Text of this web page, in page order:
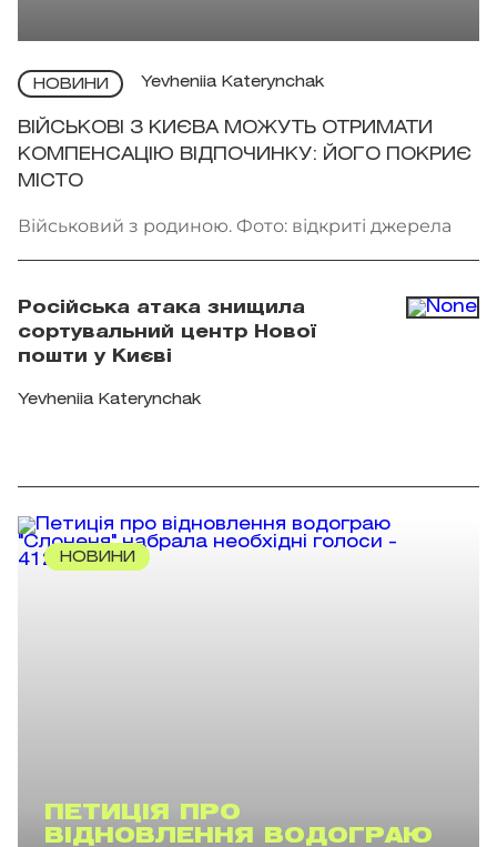
НОВИНИ Yevheniia Katerynchak
ВІЙСЬКОВІ З КИЄВА МОЖУТЬ ОТРИМАТИ
КОМПЕНСАЦІЮ ВІДПОЧИНКУ: ЙОГО ПОКРИЄ
МІСТО
Військовий з родиною. Фото: відкриті джерела
Російська атака знищила
сортувальний центр Нової
пошти у Києві
Yevheniia Katerynchak
НОВИНИ
ПЕТИЦІЯ ПРО
ВІДНОВЛЕННЯ ВОДОГРАЮ